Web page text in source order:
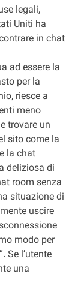
legali,
Uniti ha
in chat
ad essere la
per la
riesce a
meno
trovare un
sito come la
la chat
deliziosa di
room senza
situazione di
uscire
modo per
Se l’utente
una